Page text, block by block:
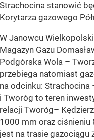
Strachocina stanowić
Korytarza gazowego
W Janowcu
Magazyn Gazu
Podgórska Wola –
przebiega natomiast
na odcinku: Strachocina
i Tworóg to teren
relacji Tworóg–
1000 mm oraz ciśnieniu
jest na trasie gazociągu